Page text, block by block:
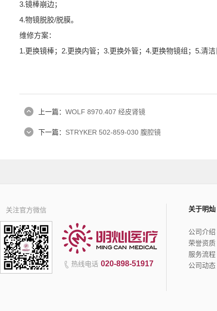
3.镜棒崩边；
4.物镜脱胶/脱膜。
维修方案：
1.更换镜棒；2.更换内管；3.更换外管；4.更换物镜组；5.清
上一篇： WOLF 8970.407 经皮肾镜
下一篇： STRYKER 502-859-030 腹腔镜
关注官方微信
热线电话 020-898-51917
关于明灿
公司介绍
荣誉资质
服务流程
公司动态